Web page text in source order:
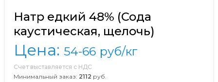
Натр едкий 48% (Сода
каустическая, щелочь)
Цена: 54-66 руб/кг
Счет выставляется с НДС
Минимальный заказ: 2112 руб.